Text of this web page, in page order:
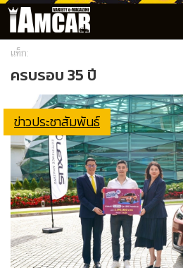
แท็ก:
ครบรอบ 35 ปี
ข่าวประชาสัมพันธ์